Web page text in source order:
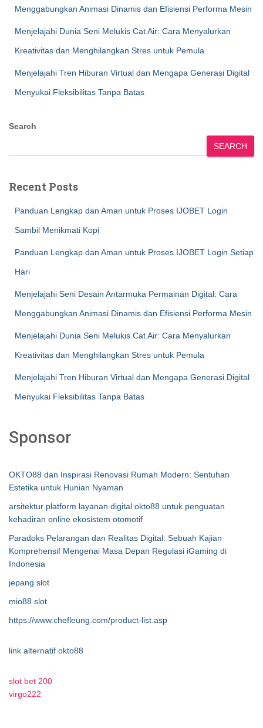
Menggabungkan Animasi Dinamis dan Efisiensi Performa Mesin
Menjelajahi Dunia Seni Melukis Cat Air: Cara Menyalurkan
Kreativitas dan Menghilangkan Stres untuk Pemula
Menjelajahi Tren Hiburan Virtual dan Mengapa Generasi Digital
Menyukai Fleksibilitas Tanpa Batas
Search
SEARCH
Recent Posts
Panduan Lengkap dan Aman untuk Proses IJOBET Login
Sambil Menikmati Kopi
Panduan Lengkap dan Aman untuk Proses IJOBET Login Setiap
Hari
Menjelajahi Seni Desain Antarmuka Permainan Digital: Cara
Menggabungkan Animasi Dinamis dan Efisiensi Performa Mesin
Menjelajahi Dunia Seni Melukis Cat Air: Cara Menyalurkan
Kreativitas dan Menghilangkan Stres untuk Pemula
Menjelajahi Tren Hiburan Virtual dan Mengapa Generasi Digital
Menyukai Fleksibilitas Tanpa Batas
Sponsor
OKTO88 dan Inspirasi Renovasi Rumah Modern: Sentuhan
Estetika untuk Hunian Nyaman
arsitektur platform layanan digital okto88 untuk penguatan
kehadiran online ekosistem otomotif
Paradoks Pelarangan dan Realitas Digital: Sebuah Kajian
Komprehensif Mengenai Masa Depan Regulasi iGaming di
Indonesia
jepang slot
mio88 slot
https://www.chefleung.com/product-list.asp
link alternatif okto88
slot bet 200
virgo222